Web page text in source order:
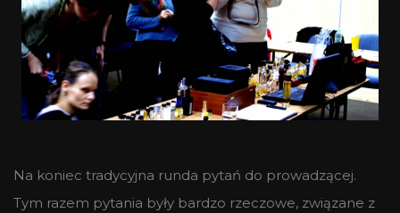
Na koniec tradycyjna runda pytań do prowadzącej.
Tym razem pytania były bardzo rzeczowe, związane z